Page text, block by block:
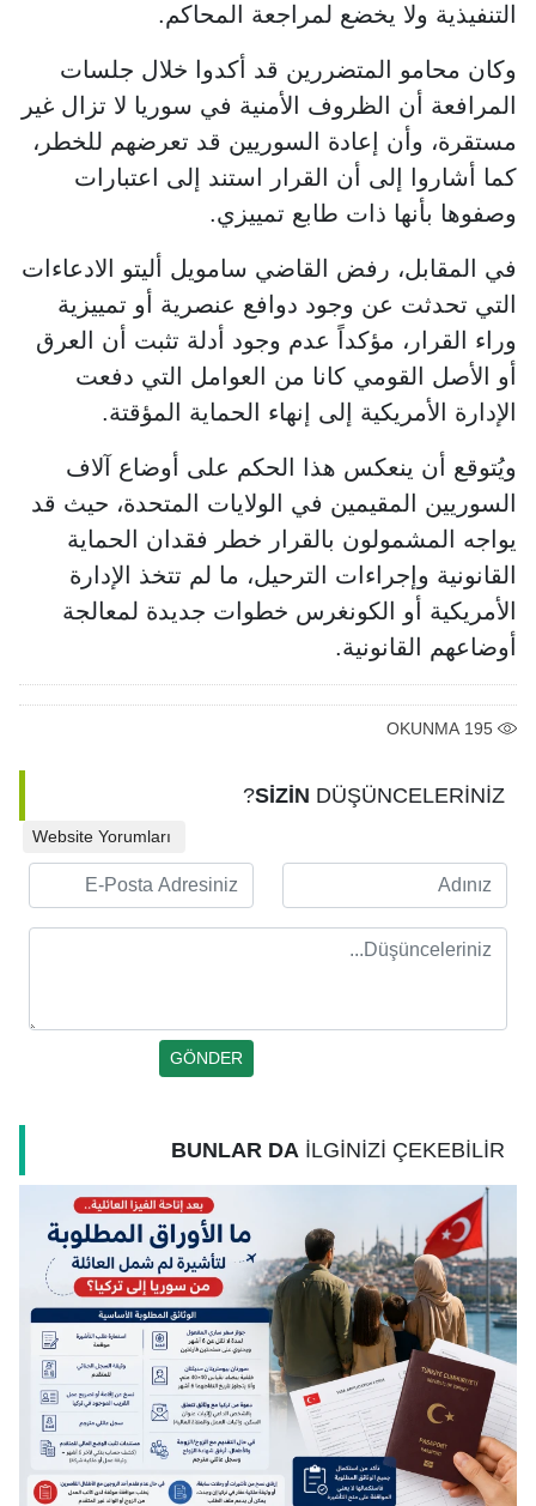
التنفيذية ولا يخضع لمراجعة المحاكم.
وكان محامو المتضررين قد أكدوا خلال جلسات
المرافعة أن الظروف الأمنية في سوريا لا تزال غير
مستقرة، وأن إعادة السوريين قد تعرضهم للخطر،
كما أشاروا إلى أن القرار استند إلى اعتبارات
وصفوها بأنها ذات طابع تمييزي.
في المقابل، رفض القاضي سامويل أليتو الادعاءات
التي تحدثت عن وجود دوافع عنصرية أو تمييزية
وراء القرار، مؤكداً عدم وجود أدلة تثبت أن العرق
أو الأصل القومي كانا من العوامل التي دفعت
الإدارة الأمريكية إلى إنهاء الحماية المؤقتة.
ويُتوقع أن ينعكس هذا الحكم على أوضاع آلاف
السوريين المقيمين في الولايات المتحدة، حيث قد
يواجه المشمولون بالقرار خطر فقدان الحماية
القانونية وإجراءات الترحيل، ما لم تتخذ الإدارة
الأمريكية أو الكونغرس خطوات جديدة لمعالجة
أوضاعهم القانونية.
195
OKUNMA
SİZİN DÜŞÜNCELERİNİZ?
BUNLAR DA İLGİNİZİ ÇEKEBİLİR